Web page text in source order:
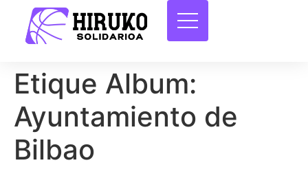
Etique Album:
Ayuntamiento de
Bilbao